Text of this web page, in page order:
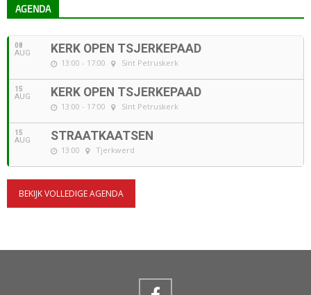
AGENDA
08
AUG KERK OPEN TSJERKEPAAD
13:00 - 17:00 Sint Petruskerk
15
AUG KERK OPEN TSJERKEPAAD
13:00 - 17:00 Sint Petruskerk
15
AUG STRAATKAATSEN
13:00 Tjerkwerd
BEKIJK VOLLEDIGE AGENDA